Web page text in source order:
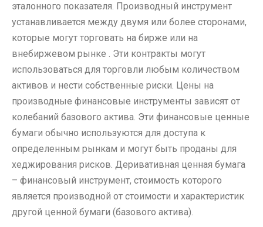
эталонного показателя. Производный инструмент
устанавливается между двумя или более сторонами,
которые могут торговать на бирже или на
внебиржевом рынке . Эти контракты могут
использоваться для торговли любым количеством
активов и нести собственные риски. Цены на
производные финансовые инструменты зависят от
колебаний базового актива. Эти финансовые ценные
бумаги обычно используются для доступа к
определенным рынкам и могут быть проданы для
хеджирования рисков. Деривативная ценная бумага
– финансовый инструмент, стоимость которого
является производной от стоимости и характеристик
другой ценной бумаги (базового актива).